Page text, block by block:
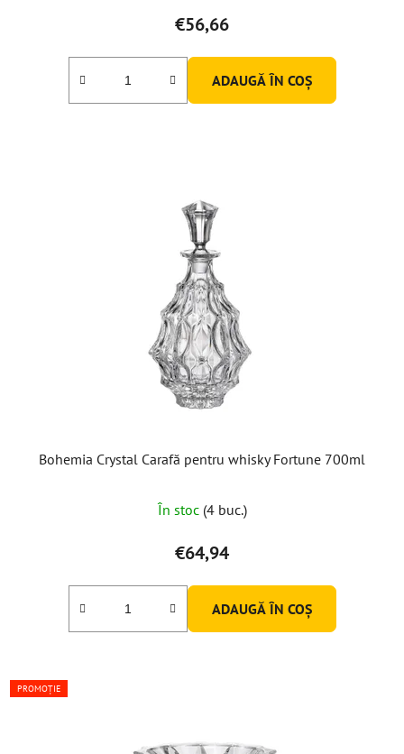
€56,66
ADAUGĂ ÎN COŞ
Bohemia Crystal Carafă pentru whisky Fortune 700ml
În stoc (4 buc.)
€64,94
ADAUGĂ ÎN COŞ
PROMOȚIE